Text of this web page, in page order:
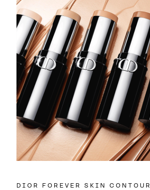
DIOR FOREVER SKIN CONTOUR